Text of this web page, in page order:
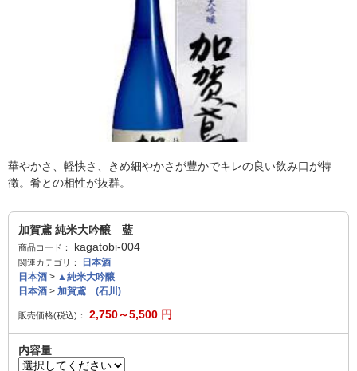
華やかさ、軽快さ、きめ細やかさが豊かでキレの良い飲み口が特
徴。肴との相性が抜群。
加賀鳶 純米大吟醸 藍
商品コード： kagatobi-004
関連カテゴリ：
日本酒
日本酒 > ▲純米大吟醸
日本酒 > 加賀鳶 (石川)
販売価格(税込)： 2,750～5,500 円
内容量